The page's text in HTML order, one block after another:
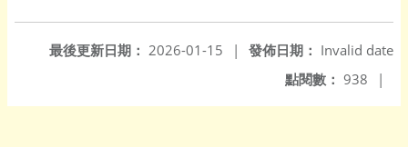
發佈日期： Invalid date
最後更新日期： 2026-01-15
|
點閱數： 938 |